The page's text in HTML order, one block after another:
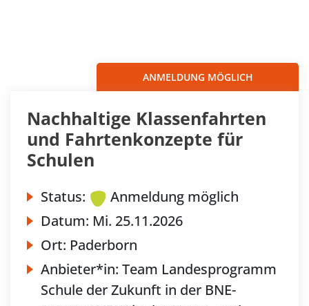
ANMELDUNG MÖGLICH
Nachhaltige Klassenfahrten
und Fahrtenkonzepte für
Schulen
Status:
Anmeldung möglich
Datum: Mi. 25.11.2026
Ort: Paderborn
Anbieter*in: Team Landesprogramm
Schule der Zukunft in der BNE-